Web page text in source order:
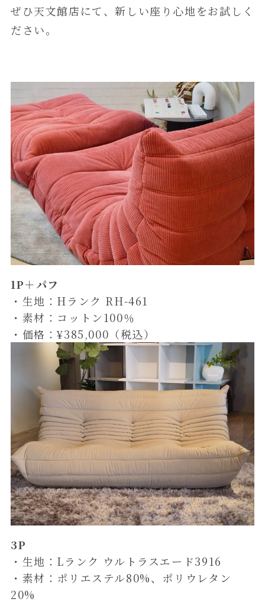
ぜひ天文館店にて、新しい座り心地をお試しく
ださい。
1P＋パフ
・生地：Hランク RH-461
・素材：コットン100％
・価格：¥385,000（税込）
3P
・生地：Lランク ウルトラスエード3916
・素材：ポリエステル80%、ポリウレタン
20%